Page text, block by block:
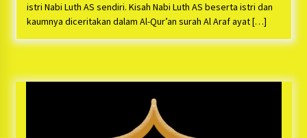
Ketua Umum Jurpala KOSMI Indonesia Gilang
Support Camat Kedungwaringin Memberikan
Indonesia dan KOSMI Indonesia Atas Respon
Cepat Polres Metro Bekasi dan Polsek Cikarang
Timur yang Tangkap Oknum Ormas Terkait
Pengusiran Pendirian Posko
1 tahun ago
istri Nabi Luth AS sendiri. Kisah Nabi Luth AS beserta istri dan
kaumnya diceritakan dalam Al-Qur’an surah Al Araf ayat […]